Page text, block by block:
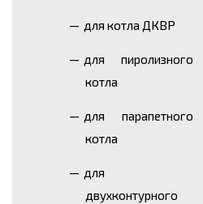
для котла ДКВР
для пиролизного
котла
для парапетного
котла
для
двухконтурного